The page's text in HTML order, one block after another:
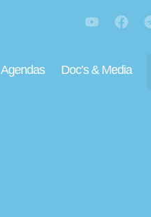
Agendas Doc’s & Media